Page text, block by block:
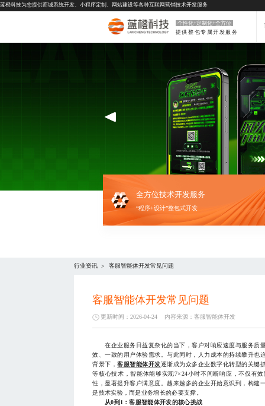
蓝橙科技为您提供商城系统开发、 小程序定制 、 网站建设等各种互联网营销技术开发服务
个性化+定制化+全方位
提供整包专属开发服务
全方位技术开发服务
“程序+设计”整包式开发
行业资讯 > 客服智能体开发常见问题
客服智能体开发常见问题
更新时间：2026-04-24 内容来源： 客服智能体开发
在企业服务日益复杂化的当下，客户对响应速度与服务质
效、一致的用户体验需求。与此同时，人力成本的持续攀升也
背景下，客服智能体开发逐渐成为众多企业数字化转型的关键
等核心技术，智能体能够实现7×24小时不间断响应，不仅有
性，显著提升客户满意度。越来越多的企业开始意识到，构建
是技术实验，而是业务增长的必要支撑。
从0到1：客服智能体开发的核心挑战